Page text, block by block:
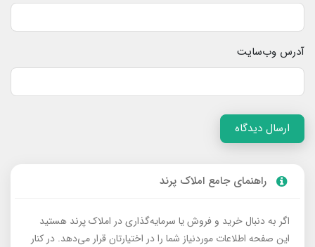
آدرس وب‌سایت
ارسال دیدگاه
راهنمای جامع املاک پرند
اگر به دنبال خرید و فروش یا سرمایه‌گذاری در املاک پرند هستید
این صفحه اطلاعات موردنیاز شما را در اختیارتان قرار می‌دهد. در کنار